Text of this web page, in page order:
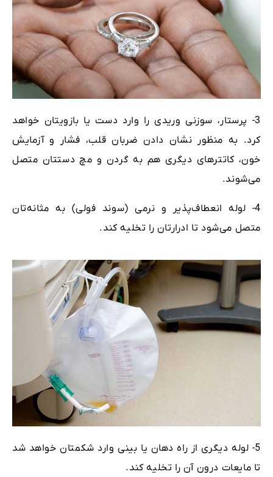
3- پرستار، سوزنی وریدی را وارد دست یا بازویتان خواهد
کرد. به منظور نشان دادن ضربان قلب، فشار و آزمایش
خون، کاتترهای دیگری هم به گردن و مچ دستتان متصل
می‌شوند.
4- لوله انعطاف‌پذیر و نرمی (سوند فولی) به مثانه‌تان
متصل می‌شود تا ادرارتان را تخلیه کند.
5- لوله دیگری از راه دهان یا بینی وارد شکمتان خواهد شد
تا مایعات درون آن را تخلیه کند.